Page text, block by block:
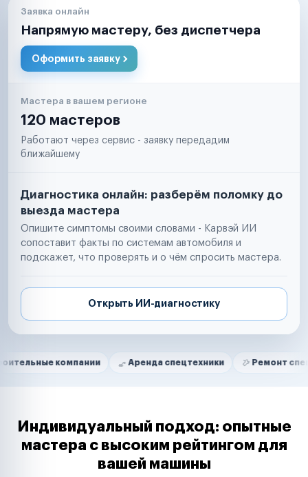
Заявка онлайн
Напрямую мастеру, без диспетчера
Оформить заявку
Мастера в вашем регионе
120 мастеров
Работают через сервис - заявку передадим
ближайшему
Диагностика онлайн: разберём поломку до
выезда мастера
Опишите симптомы своими словами - Карвэй ИИ
сопоставит факты по системам автомобиля и
подскажет, что проверять и о чём спросить мастера.
Открыть ИИ-диагностику
Нам доверяют
компании Аренда спецтехники Ремонт спецтехники
Маркетплейсы
Таксопарки
Автодилеры
Индивидуальный подход: опытные
мастера с высоким рейтингом для
вашей машины